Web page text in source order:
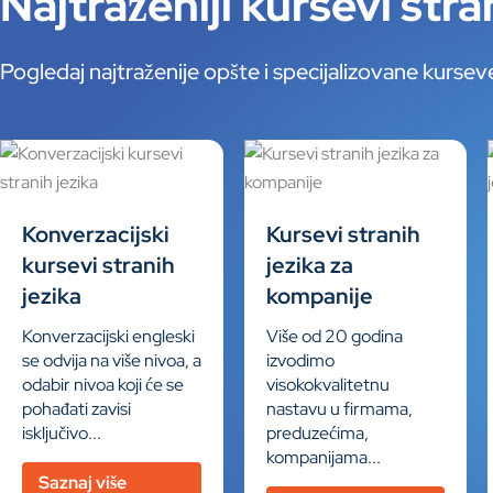
Pogledaj najtraženije opšte i specijalizovane
Konverzacijski
kursevi stranih
jezika
Konverzacijski engleski
se odvija na više nivoa, a
odabir nivoa koji će se
pohađati zavisi
isključivo...
Saznaj više
Kursevi stranih
jezika za
kompanije
Više od 20 godina
izvodimo
visokokvalitetnu
nastavu u firmama,
preduzećima,
kompanijama...